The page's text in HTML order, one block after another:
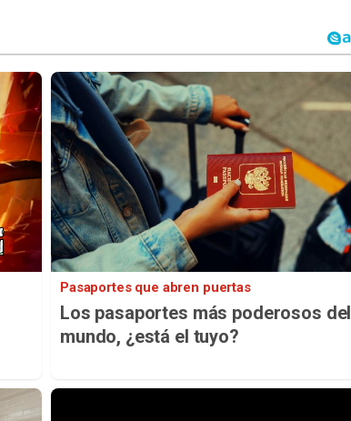
Pasaportes que abren puertas
Los pasaportes más poderosos del
mundo, ¿está el tuyo?